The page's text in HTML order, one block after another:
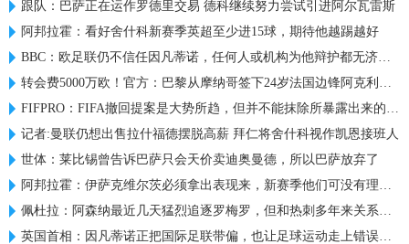
跟队：巴萨正在运作罗德里交易 德科继续努力尝试引进阿尔瓦雷斯
阿邦拉霍：看好舍什科新赛季英超至少进15球，期待他越踢越好
BBC：欧足联仍不信任因凡蒂诺，任何人或机构为他辩护都无济于事
转会费5000万欧！官方：巴黎从摩纳哥签下24岁法国边锋阿克利乌什
FIFPRO：FIFA撤回提案是大势所趋，但并不能抹除所暴露出来的问题
记者:曼联仍想出售拉什福德摆脱高薪 拜仁将舍什科视作凯恩接班人
世体：莱比锡曾告诉巴萨只会天价卖迪奥曼德，所以巴萨放弃了
阿邦拉霍：伊萨克维尔茨必须拿出表现来，新赛季他们可没有理由了
佩杜拉：阿森纳最近几天猛烈追逐罗梅罗，但和热刺多年来关系较僵
英国首相：因凡蒂诺正把国际足联带偏，也让足球运动走上错误道路